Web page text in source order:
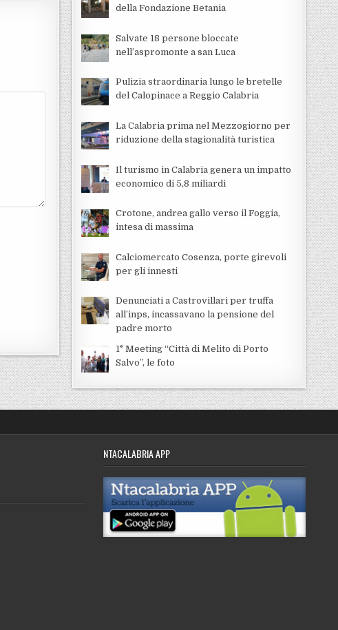
della Fondazione Betania
Salvate 18 persone bloccate
nell’aspromonte a san Luca
Pulizia straordinaria lungo le bretelle
del Calopinace a Reggio Calabria
La Calabria prima nel Mezzogiorno per
riduzione della stagionalità turistica
Il turismo in Calabria genera un impatto
economico di 5,8 miliardi
Crotone, andrea gallo verso il Foggia,
intesa di massima
Calciomercato Cosenza, porte girevoli
per gli innesti
Denunciati a Castrovillari per truffa
all’inps, incassavano la pensione del
padre morto
1° Meeting “Città di Melito di Porto
Salvo”, le foto
NTACALABRIA APP